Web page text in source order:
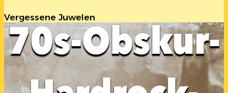
Vergessene Juwelen